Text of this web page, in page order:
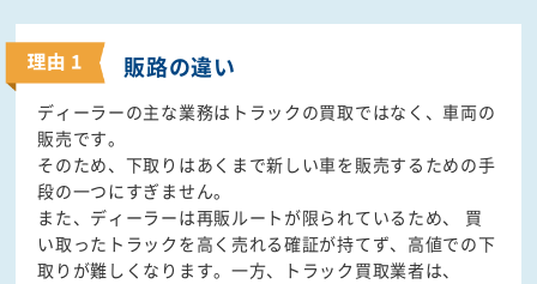
販路の違い
ディーラーの主な業務はトラックの買取ではなく、車両の
販売です。
そのため、下取りはあくまで新しい車を販売するための手
段の一つにすぎません。
また、ディーラーは再販ルートが限られているため、 買
い取ったトラックを高く売れる確証が持てず、高値での下
取りが難しくなります。一方、トラック買取業者は、